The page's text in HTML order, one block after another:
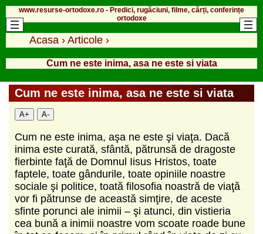
www.resurse-ortodoxe.ro - Predici, rugăciuni, filme, cărți, conferințe
ortodoxe
Acasa › Articole ›
Cum ne este inima, asa ne este si viata
Cum ne este inima, asa ne este si viata
A+ A-
Cum ne este inima, aşa ne este şi viaţa. Dacă
inima este curată, sfântă, pătrunsă de dragoste
fierbinte faţă de Domnul Iisus Hristos, toate
faptele, toate gândurile, toate opiniile noastre
sociale şi politice, toată filosofia noastră de viaţă
vor fi pătrunse de această simţire, de aceste
sfinte porunci ale inimii – şi atunci, din vistieria
cea bună a inimii noastre vom scoate roade bune